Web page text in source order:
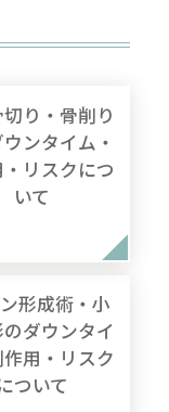
り・骨削り
ンタイム・
リスクにつ
いて
形成術・小
ダウンタイ
用・リスク
ついて